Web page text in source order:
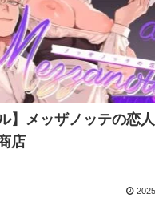
】メッザノッテの恋
店